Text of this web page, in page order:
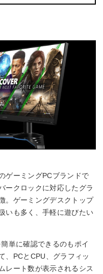
ゲーミングPCブランドで
ークロックに対応したグラ
。ゲーミングデスクトップ
いも多く、手軽に遊びたい
単に確認できるのもポイ
、PCとCPU、グラフィッ
レート数が表示されるシス